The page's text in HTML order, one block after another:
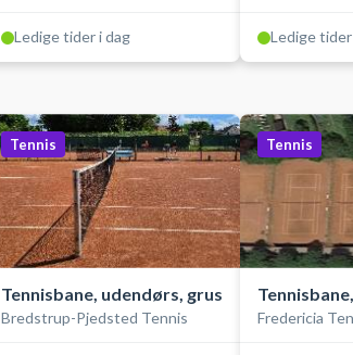
Ledige tider i dag Ledige
Tennis
Tennisbane, udendørs, grus
Bredstrup-Pjedsted Tennis
Tennis
Fredericia